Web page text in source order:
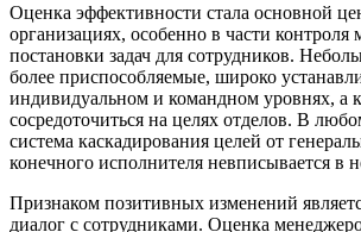
Оценка эффективности стала основной
организациях, особенно в части контроля
постановки задач для сотрудников.
более приспособляемые, широко
индивидуальном и командном уровнях, а
сосредоточиться на целях отделов. В
система каскадирования целей от
конечного исполнителя невписывается в
Признаком позитивных изменений
диалог с сотрудниками. Оценка